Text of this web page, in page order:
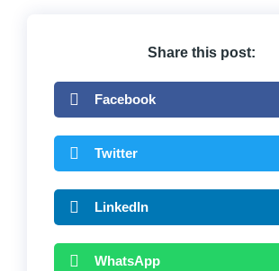
Share this post:
Facebook
Twitter
LinkedIn
WhatsApp